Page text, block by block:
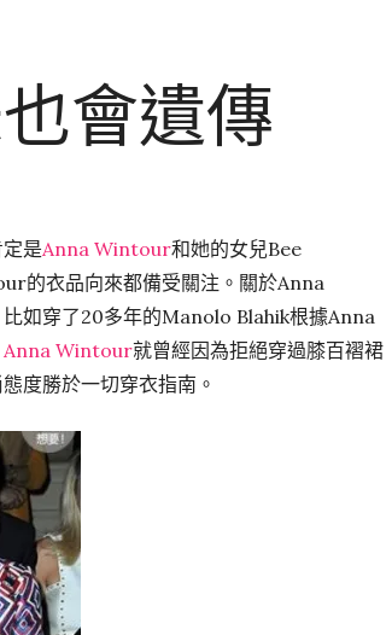
會遺傳
是Anna Wintour和她的女兒Bee
的衣品向來都備受關注。關於Anna
如穿了20多年的Manolo Blahik根據Anna
Anna Wintour就曾經因為拒絕穿過膝百褶裙
度勝於一切穿衣指南。